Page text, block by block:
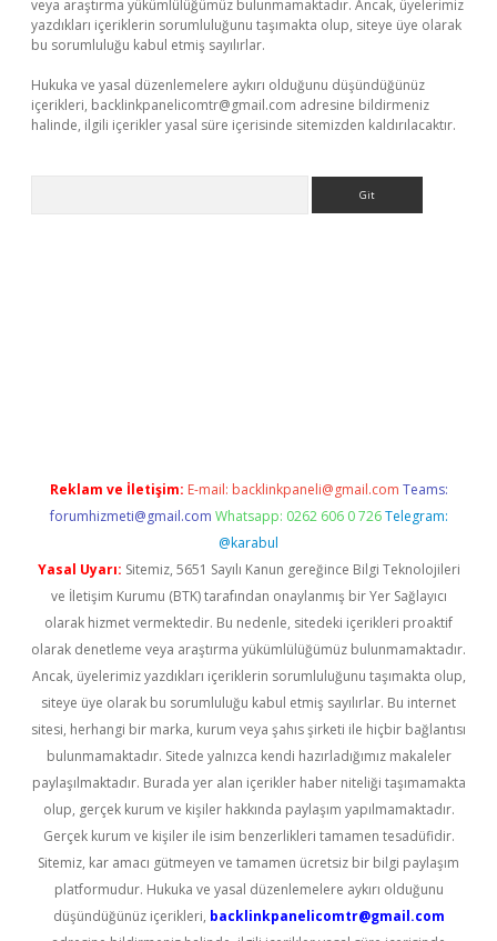
veya araştırma yükümlülüğümüz bulunmamaktadır. Ancak, üyelerimiz
yazdıkları içeriklerin sorumluluğunu taşımakta olup, siteye üye olarak
bu sorumluluğu kabul etmiş sayılırlar.
Hukuka ve yasal düzenlemelere aykırı olduğunu düşündüğünüz
içerikleri, backlinkpanelicomtr@gmail.com adresine bildirmeniz
halinde, ilgili içerikler yasal süre içerisinde sitemizden kaldırılacaktır.
Reklam ve İletişim: E-mail: backlinkpaneli@gmail.com Teams:
forumhizmeti@gmail.com Whatsapp: 0262 606 0 726 Telegram:
@karabul
Yasal Uyarı: Sitemiz, 5651 Sayılı Kanun gereğince Bilgi Teknolojileri
ve İletişim Kurumu (BTK) tarafından onaylanmış bir Yer Sağlayıcı
olarak hizmet vermektedir. Bu nedenle, sitedeki içerikleri proaktif
olarak denetleme veya araştırma yükümlülüğümüz bulunmamaktadır.
Ancak, üyelerimiz yazdıkları içeriklerin sorumluluğunu taşımakta olup,
siteye üye olarak bu sorumluluğu kabul etmiş sayılırlar. Bu internet
sitesi, herhangi bir marka, kurum veya şahıs şirketi ile hiçbir bağlantısı
bulunmamaktadır. Sitede yalnızca kendi hazırladığımız makaleler
paylaşılmaktadır. Burada yer alan içerikler haber niteliği taşımamakta
olup, gerçek kurum ve kişiler hakkında paylaşım yapılmamaktadır.
Gerçek kurum ve kişiler ile isim benzerlikleri tamamen tesadüfidir.
Sitemiz, kar amacı gütmeyen ve tamamen ücretsiz bir bilgi paylaşım
platformudur. Hukuka ve yasal düzenlemelere aykırı olduğunu
düşündüğünüz içerikleri, backlinkpanelicomtr@gmail.com